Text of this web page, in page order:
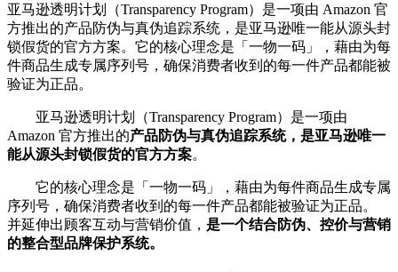
亚马逊透明计划（Transparency Program）是一项由 Amazon 官
方推出的产品防伪与真伪追踪系统，是亚马逊唯一能从源头封
锁假货的官方方案。它的核心理念是「一物一码」，藉由为每
件商品生成专属序列号，确保消费者收到的每一件产品都能被
验证为正品。
亚马逊透明计划（Transparency Program）是一项由
Amazon 官方推出的产品防伪与真伪追踪系统，是亚马逊唯一
能从源头封锁假货的官方方案。
它的核心理念是「一物一码」，藉由为每件商品生成专属
序列号，确保消费者收到的每一件产品都能被验证为正品。
并延伸出顾客互动与营销价值， 是一个结合防伪、控价与营销
的整合型品牌保护系统。